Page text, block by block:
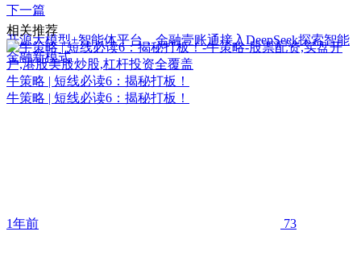
下一篇
开源大模型+智能体平台，金融壹账通接入DeepSeek探索智能
金融新模式
相关推荐
牛策略 | 短线必读6：揭秘打板！
牛策略 | 短线必读6：揭秘打板！
1年前 73